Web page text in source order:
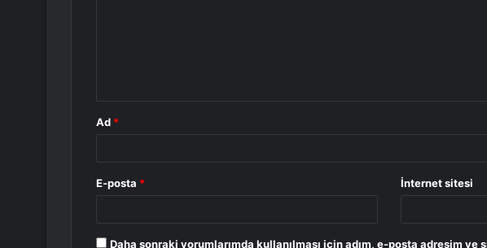
Ad *
E-posta * İnternet sitesi
Daha sonraki yorumlarımda kullanılması için adım, e-posta adresim ve